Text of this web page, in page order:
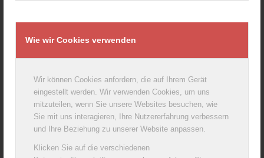
Wie wir Cookies verwenden
Wir können Cookies anfordern, die auf Ihrem Gerät
eingestellt werden. Wir verwenden Cookies, um uns
mitzuteilen, wenn Sie unsere Websites besuchen, wie
Sie mit uns interagieren, Ihre Nutzererfahrung verbessern
und Ihre Beziehung zu unserer Website anpassen.
Klicken Sie auf die verschiedenen